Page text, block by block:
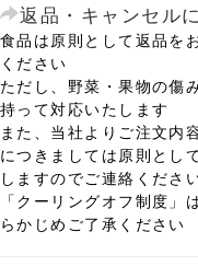
返品・キャンセル
食品は原則として返品を
ください
ただし、野菜・果物の傷
持って対応いたします
また、当社よりご注文内
につきましては原則とし
しますのでご連絡くださ
「クーリングオフ制度
らかじめご了承ください